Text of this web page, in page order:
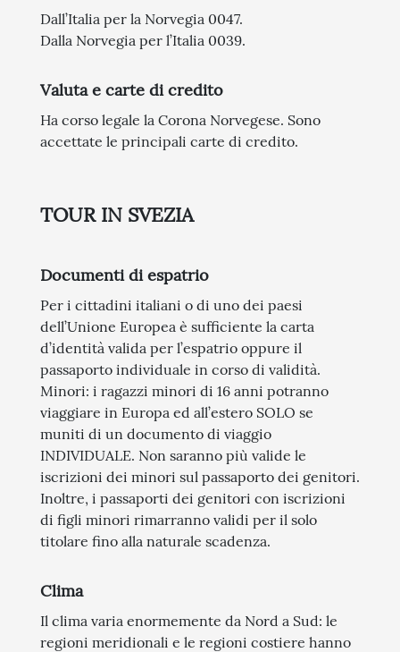
Dall’Italia per la Norvegia 0047.
Dalla Norvegia per l’Italia 0039.
Valuta e carte di credito
Ha corso legale la Corona Norvegese. Sono
accettate le principali carte di credito.
TOUR IN SVEZIA
Documenti di espatrio
Per i cittadini italiani o di uno dei paesi
dell’Unione Europea è sufficiente la carta
d’identità valida per l’espatrio oppure il
passaporto individuale in corso di validità.
Minori: i ragazzi minori di 16 anni potranno
viaggiare in Europa ed all’estero SOLO se
muniti di un documento di viaggio
INDIVIDUALE. Non saranno più valide le
iscrizioni dei minori sul passaporto dei genitori.
Inoltre, i passaporti dei genitori con iscrizioni
di figli minori rimarranno validi per il solo
titolare fino alla naturale scadenza.
Clima
Il clima varia enormemente da Nord a Sud: le
regioni meridionali e le regioni costiere hanno